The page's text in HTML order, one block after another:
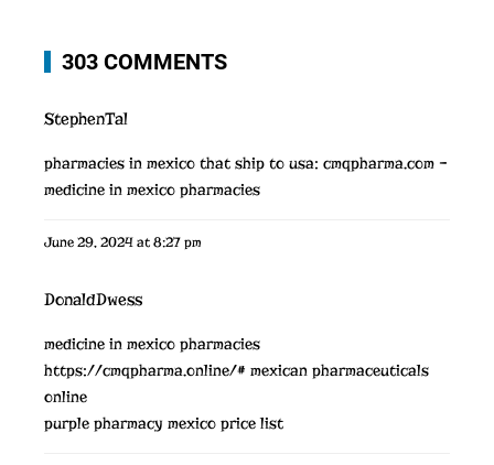
303 COMMENTS
StephenTal
pharmacies in mexico that ship to usa: cmqpharma.com –
medicine in mexico pharmacies
June 29, 2024 at 8:27 pm
DonaldDwess
medicine in mexico pharmacies
https://cmqpharma.online/# mexican pharmaceuticals
online
purple pharmacy mexico price list